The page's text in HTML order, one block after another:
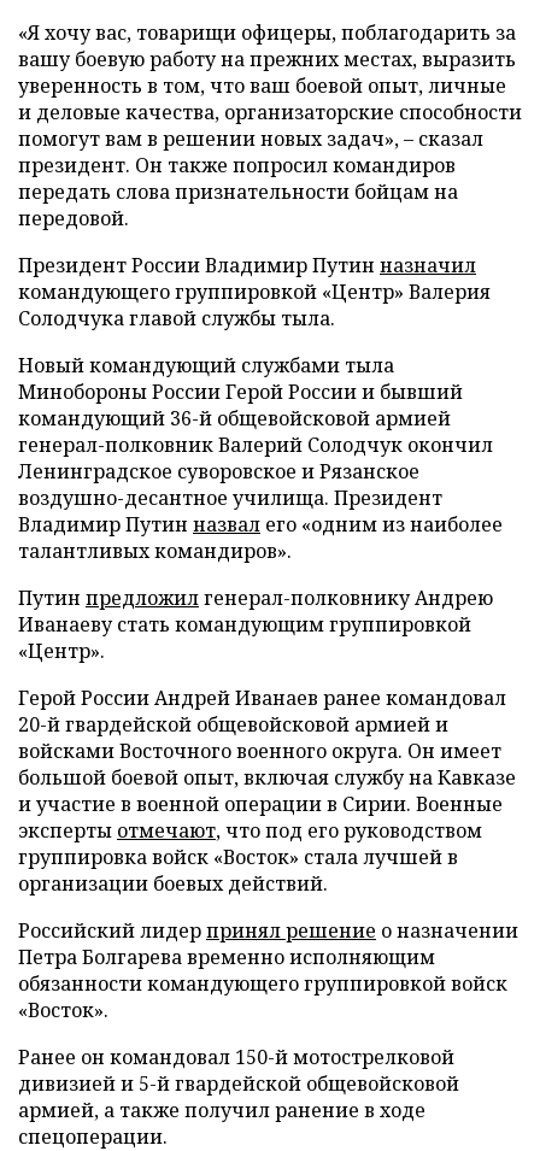
«Я хочу вас, товарищи офицеры, поблагодарить за
вашу боевую работу на прежних местах, выразить
уверенность в том, что ваш боевой опыт, личные
и деловые качества, организаторские способности
помогут вам в решении новых задач», – сказал
президент. Он также попросил командиров
передать слова признательности бойцам на
передовой.
Президент России Владимир Путин назначил
командующего группировкой «Центр» Валерия
Солодчука главой службы тыла.
Новый командующий службами тыла
Минобороны России Герой России и бывший
командующий 36-й общевойсковой армией
генерал-полковник Валерий Солодчук окончил
Ленинградское суворовское и Рязанское
воздушно-десантное училища. Президент
Владимир Путин назвал его «одним из наиболее
талантливых командиров».
Путин предложилгенерал-полковнику Андрею
Иванаеву стать командующим группировкой
«Центр».
Герой России Андрей Иванаев ранее командовал
20-й гвардейской общевойсковой армией и
войсками Восточного военного округа. Он имеет
большой боевой опыт, включая службу на Кавказе
и участие в военной операции в Сирии. Военные
эксперты отмечают, что под его руководством
группировка войск «Восток» стала лучшей в
организации боевых действий.
Российский лидерпринял решение о назначении
Петра Болгарева временно исполняющим
обязанности командующего группировкой войск
«Восток».
Ранее он командовал 150-й мотострелковой
дивизией и 5-й гвардейской общевойсковой
армией, а также получил ранение в ходе
спецоперации.